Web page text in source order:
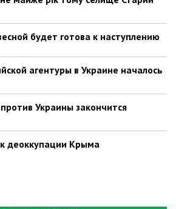
будет готова к наступлению
агентуры в Украине началось
Украины закончится
деоккупации Крыма